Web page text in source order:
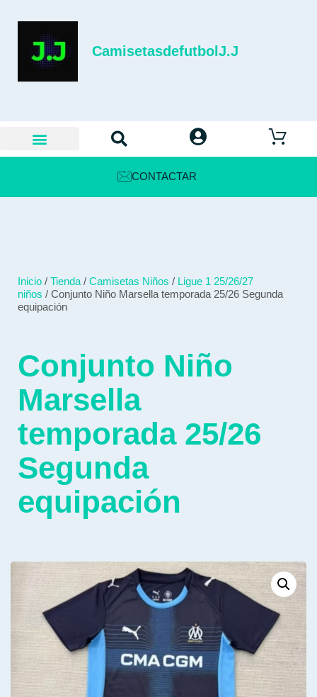
CamisetasdefutbolJ.J
CONTACTAR
Inicio / Tienda / Camisetas Niños / Ligue 1 25/26/27
niños / Conjunto Niño Marsella temporada 25/26 Segunda
equipación
Conjunto Niño
Marsella
temporada 25/26
Segunda
equipación